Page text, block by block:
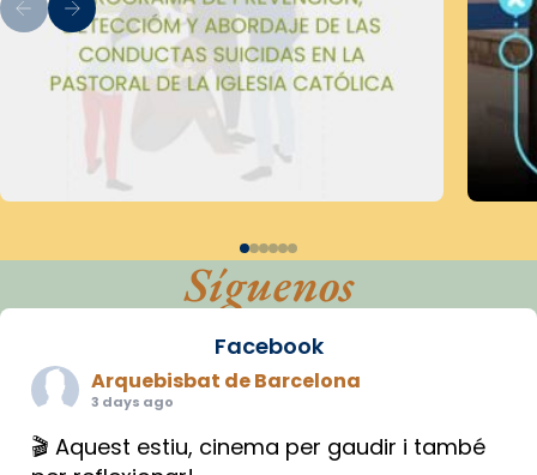
Síguenos
Facebook
Arquebisbat de Barcelona
3 days ago
🎬 Aquest estiu, cinema per gaudir i també